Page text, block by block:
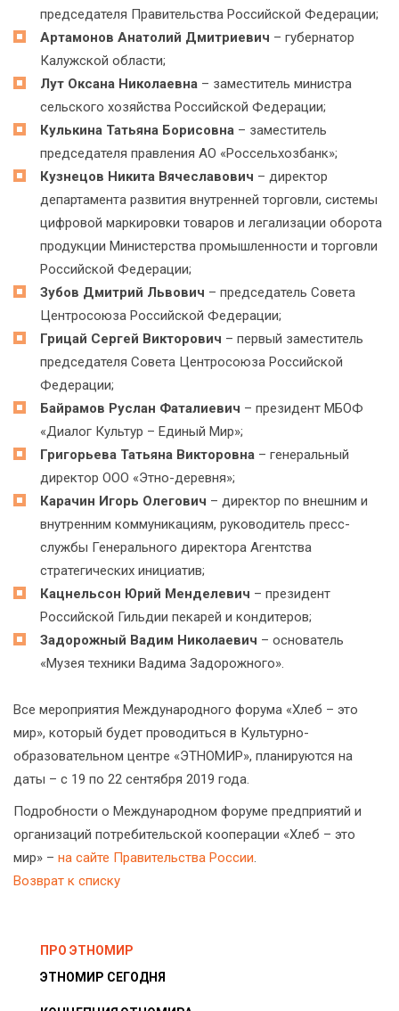
председателя Правительства Российской Федерации;
Артамонов Анатолий Дмитриевич – губернатор
Калужской области;
Лут Оксана Николаевна – заместитель министра
сельского хозяйства Российской Федерации;
Кулькина Татьяна Борисовна – заместитель
председателя правления АО «Россельхозбанк»;
Кузнецов Никита Вячеславович – директор
департамента развития внутренней торговли, системы
цифровой маркировки товаров и легализации оборота
продукции Министерства промышленности и торговли
Российской Федерации;
Зубов Дмитрий Львович – председатель Совета
Центросоюза Российской Федерации;
Грицай Сергей Викторович – первый заместитель
председателя Совета Центросоюза Российской
Федерации;
Байрамов Руслан Фаталиевич – президент МБОФ
«Диалог Культур – Единый Мир»;
Григорьева Татьяна Викторовна – генеральный
директор ООО «Этно-деревня»;
Карачин Игорь Олегович – директор по внешним и
внутренним коммуникациям, руководитель пресс-
службы Генерального директора Агентства
стратегических инициатив;
Кацнельсон Юрий Менделевич – президент
Российской Гильдии пекарей и кондитеров;
Задорожный Вадим Николаевич – основатель
«Музея техники Вадима Задорожного».
Все мероприятия Международного форума «Хлеб – это
мир», который будет проводиться в Культурно-
образовательном центре «ЭТНОМИР», планируются на
даты – с 19 по 22 сентября 2019 года.
Подробности о Международном форуме предприятий и
организаций потребительской кооперации «Хлеб – это
мир» – на сайте Правительства России.
Возврат к списку
ПРО ЭТНОМИР
ЭТНОМИР СЕГОДНЯ